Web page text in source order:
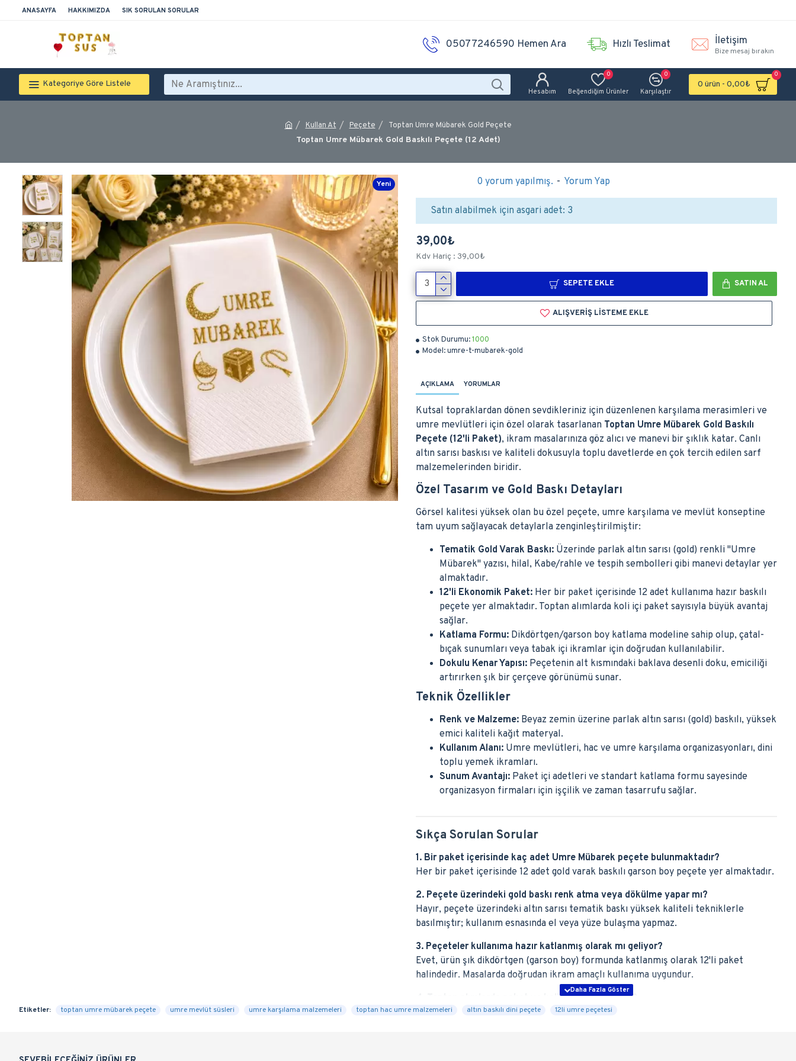
ANASAYFA HAKKIMIZDA SIK SORULAN SORULAR
05077246590 Hemen Ara Hızlı Teslimat İletişim
Bize mesaj bırakın
Kategoriye Göre Listele
Hesabım Beğendiğim Ürünler
0
Karşılaştır
0
0 ürün - 0,00₺
0
Kullan At Peçete Toptan Umre Mübarek Gold Peçete
Toptan Umre Mübarek Gold Baskılı Peçete (12 Adet)
Yeni
Stok Durumu:1000
Model:umre-t-mubarek-gold
0 yorum yapılmış. - Yorum Yap
39,00₺
Kdv Hariç : 39,00₺
SEPETE EKLE SATIN AL
ALIŞVERIŞ LISTEME EKLE
Satın alabilmek için asgari adet: 3
AÇIKLAMA YORUMLAR
Kutsal topraklardan dönen sevdikleriniz için düzenlenen karşılama merasimleri ve
umre mevlütleri için özel olarak tasarlanan Toptan Umre Mübarek Gold Baskılı
Peçete (12'li Paket), ikram masalarınıza göz alıcı ve manevi bir şıklık katar. Canlı
altın sarısı baskısı ve kaliteli dokusuyla toplu davetlerde en çok tercih edilen sarf
malzemelerinden biridir.
Özel Tasarım ve Gold Baskı Detayları
Görsel kalitesi yüksek olan bu özel peçete, umre karşılama ve mevlüt konseptine
tam uyum sağlayacak detaylarla zenginleştirilmiştir:
Tematik Gold Varak Baskı: Üzerinde parlak altın sarısı (gold) renkli "Umre
Mübarek" yazısı, hilal, Kabe/rahle ve tespih sembolleri gibi manevi detaylar yer
almaktadır.
12'li Ekonomik Paket: Her bir paket içerisinde 12 adet kullanıma hazır baskılı
peçete yer almaktadır. Toptan alımlarda koli içi paket sayısıyla büyük avantaj
sağlar.
Katlama Formu: Dikdörtgen/garson boy katlama modeline sahip olup, çatal-
bıçak sunumları veya tabak içi ikramlar için doğrudan kullanılabilir.
Dokulu Kenar Yapısı: Peçetenin alt kısmındaki baklava desenli doku, emiciliği
artırırken şık bir çerçeve görünümü sunar.
Teknik Özellikler
Renk ve Malzeme: Beyaz zemin üzerine parlak altın sarısı (gold) baskılı, yüksek
emici kaliteli kağıt materyal.
Kullanım Alanı: Umre mevlütleri, hac ve umre karşılama organizasyonları, dini
toplu yemek ikramları.
Sunum Avantajı: Paket içi adetleri ve standart katlama formu sayesinde
organizasyon firmaları için işçilik ve zaman tasarrufu sağlar.
Sıkça Sorulan Sorular
1. Bir paket içerisinde kaç adet Umre Mübarek peçete bulunmaktadır?
Her bir paket içerisinde 12 adet gold varak baskılı garson boy peçete yer almaktadır.
2. Peçete üzerindeki gold baskı renk atma veya dökülme yapar mı?
Hayır, peçete üzerindeki altın sarısı tematik baskı yüksek kaliteli tekniklerle
basılmıştır; kullanım esnasında el veya yüze bulaşma yapmaz.
3. Peçeteler kullanıma hazır katlanmış olarak mı geliyor?
Evet, ürün şık dikdörtgen (garson boy) formunda katlanmış olarak 12'li paket
halindedir. Masalarda doğrudan ikram amaçlı kullanıma uygundur.
4. Toptan alımlarda paket ve koli içi adetleri nedir?
Ürünümüz hac-umre malzemesi satan mağazalar, dini kitapçılar ve organizasyon
Etiketler: toptan umre mübarek peçete umre mevlüt süsleri umre karşılama malzemeleri toptan hac umre malzemeleri altın baskılı dini peçete 12li umre peçetesi